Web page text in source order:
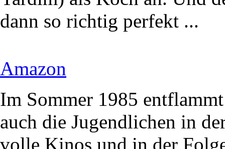
dann so richtig perfekt ...
Amazon
Im Sommer 1985
auch die Jugendlichen in
volle Kinos und in der